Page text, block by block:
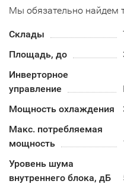
Мы обязательно найдем
Склады
Площадь, до
Инверторное
управление
Мощность охлаждения
Макс. потребляемая
мощность
Уровень шума
внутреннего блока, дБ